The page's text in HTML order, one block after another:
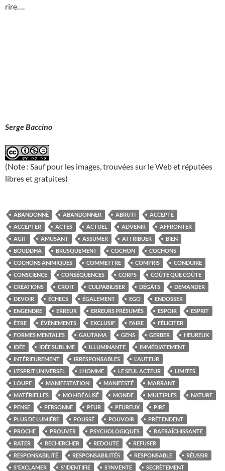
rire….
Serge Baccino
(Note : Sauf pour les images, trouvées sur le Web et réputées
libres et gratuites)
ABANDONNÉ ABANDONNER ABRUTI
ACCEPTÉ
ACCEPTER
ACTES ACTUEL ADVENIR
AFFRONTER
AGIT
AMUSANT ASSUMER ATTRIBUER
BIEN
BOUDDHA
BRUSQUEMENT COCHON
COCHONS
COCHONS ANIMIQUES
COMMETTRE COMPRIS
CONDUIRE
CONSCIENCE
CONSÉQUENCES CORPS
COÛTE QUE COÛTE
CRÉATIONS
CROIT CULPABILISER DÉGÂTS
DEMANDER
DEVOIR
ÉCHECS ÉGALEMENT EGO
ENDOSSER
ENGENDRE
ERREUR ERREURS PRÉSUMÉS ESPOIR
ESPRIT
ÊTRE
ÉVÈNEMENTS EXCLUSIF FAIRE
FÉLICITER
FORMES MENTALES
GAUTAMA GENS GERBER
HEUREUX
IDÉE
IDÉE SUBLIME ILLUMINANTE
IMMÉDIATEMENT
INTÉRIEUREMENT
IRRESPONSABLES
L'AUTEUR
L'ESPRIT UNIVERSEL
L’HOMME LE SEUL ACTEUR
LIMITES
LOUPE
MANIFESTATION MANIFESTÉ
MARRANT
MATÉRIELLES
MOI-IDÉALISÉ MONDE MULTIPLES
NATURE
PENSE
PERSONNE PEUR PEUREUX
PIRE
PLUS DE LUMIÈRE
POUSSÉ POUVOIR
PRÉTENDENT
PROCHE
PROUVER PSYCHOLOGIQUES
RAFRAÎCHISSANTE
RATER
RECHERCHER REDOUTE
REFUSER
RESPONSABILITÉ
RESPONSABILITÉS RESPONSABLE
RÉUSSIR
S'EXCLAMER
S'IDENTIFIE S'INVENTE
SECRÈTEMENT